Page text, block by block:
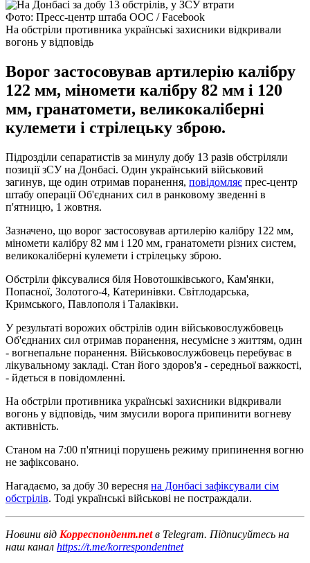
Фото: Пресс-центр штаба ООС / Facebook
На обстріли противника українські захисники відкривали
вогонь у відповідь
Ворог застосовував артилерію калібру
122 мм, міномети калібру 82 мм і 120
мм, гранатомети, великокаліберні
кулемети і стрілецьку зброю.
Підрозділи сепаратистів за минулу добу 13 разів обстріляли
позиції зСУ на Донбасі. Один український військовий
загинув, ще один отримав поранення, повідомляє прес-центр
штабу операції Об'єднаних сил в ранковому зведенні в
п'ятницю, 1 жовтня.
Зазначено, що ворог застосовував артилерію калібру 122 мм,
міномети калібру 82 мм і 120 мм, гранатомети різних систем,
великокаліберні кулемети і стрілецьку зброю.
Обстріли фіксувалися біля Новотошківського, Кам'янки,
Попасної, Золотого-4, Катеринівки. Світлодарська,
Кримського, Павлополя і Талаківки.
У результаті ворожих обстрілів один військовослужбовець
Об'єднаних сил отримав поранення, несумісне з життям, один
- вогнепальне поранення. Військовослужбовець перебуває в
лікувальному закладі. Стан його здоров'я - середньої важкості,
- йдеться в повідомленні.
На обстріли противника українські захисники відкривали
вогонь у відповідь, чим змусили ворога припинити вогневу
активність.
Станом на 7:00 п'ятниці порушень режиму припинення вогню
не зафіксовано.
Нагадаємо, за добу 30 вересня на Донбасі зафіксували сім
обстрілів. Тоді українські військові не постраждали.
Новини від Корреспондент.netв Telegram. Підписуйтесь на
наш канал https://t.me/korrespondentnet